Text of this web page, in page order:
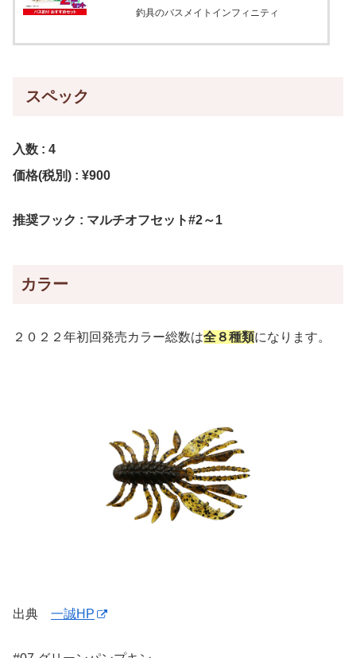
釣具のバスメイトインフィニティ
スペック
入数 : 4
価格(税別) : ¥900
推奨フック : マルチオフセット#2～1
カラー
２０２２年初回発売カラー総数は全８種類になります。
出典 一誠HP